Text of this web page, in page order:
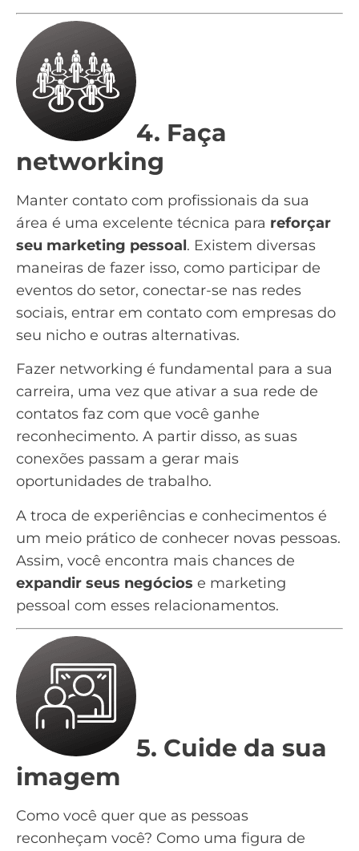
4. Faça
networking
Manter contato com profissionais da sua
área é uma excelente técnica para reforçar
seu marketing pessoal. Existem diversas
maneiras de fazer isso, como participar de
eventos do setor, conectar-se nas redes
sociais, entrar em contato com empresas do
seu nicho e outras alternativas.
Fazer networking é fundamental para a sua
carreira, uma vez que ativar a sua rede de
contatos faz com que você ganhe
reconhecimento. A partir disso, as suas
conexões passam a gerar mais
oportunidades de trabalho.
A troca de experiências e conhecimentos é
um meio prático de conhecer novas pessoas.
Assim, você encontra mais chances de
expandir seus negócios e marketing
pessoal com esses relacionamentos.
5. Cuide da sua
imagem
Como você quer que as pessoas
reconheçam você? Como uma figura de